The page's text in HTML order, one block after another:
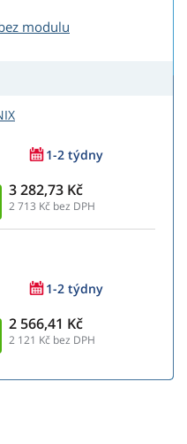
modulu
1-2 týdny
3 282,73 Kč
2 713 Kč bez DPH
1-2 týdny
2 566,41 Kč
2 121 Kč bez DPH